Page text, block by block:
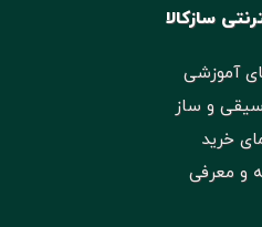
سازکالا
آموزشی
و ساز
خرید
و معرفی